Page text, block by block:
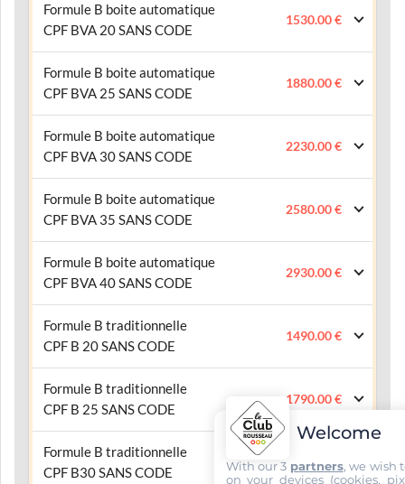
Formule B boite automatique
CPF BVA 20 SANS CODE
1530.00 €
Formule B boite automatique
CPF BVA 25 SANS CODE
1880.00 €
Formule B boite automatique
CPF BVA 30 SANS CODE
2230.00 €
Formule B boite automatique
CPF BVA 35 SANS CODE
2580.00 €
Formule B boite automatique
CPF BVA 40 SANS CODE
2930.00 €
Formule B traditionnelle
CPF B 20 SANS CODE
1490.00 €
Formule B traditionnelle
CPF B 25 SANS CODE
1790.00 €
Formule B traditionnelle
CPF B30 SANS CODE
2090.00 €
Welcome
With our 3 partners, we wish
on your devices (cookies,